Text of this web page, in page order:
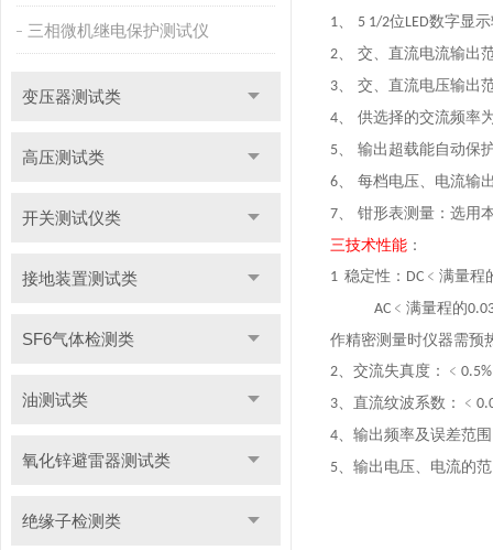
三相微机继电保护测试仪
变压器测试类
高压测试类
开关测试仪类
接地装置测试类
SF6气体检测类
油测试类
氧化锌避雷器测试类
绝缘子检测类
1、 5 1/2位LED数字显
2、 交、直流电流输出
3、 交、直流电压输出
4、 供选择的交流频率
5、 输出超载能自动保
6、 每档电压、电流输
7、 钳形表测量：选用
三技术性能 ：
1 稳定性： DC ﹤满量程
AC ﹤满量程的
作精密测量时仪器需预
2、交流失真度：﹤ 0.5%
3、直流纹波系数：﹤
4、输出频率及误差范
5、输出电压、电流的